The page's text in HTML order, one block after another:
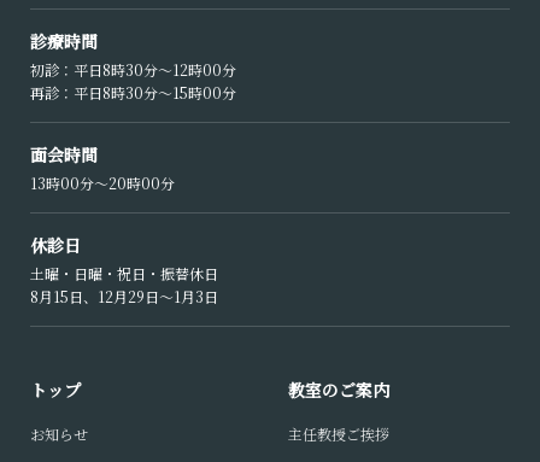
診療時間
初診：平日8時30分〜12時00分
再診：平日8時30分〜15時00分
面会時間
13時00分〜20時00分
休診日
土曜・日曜・祝日・振替休日
8月15日、12月29日〜1月3日
トップ
お知らせ
教室のご案内
主任教授ご挨拶